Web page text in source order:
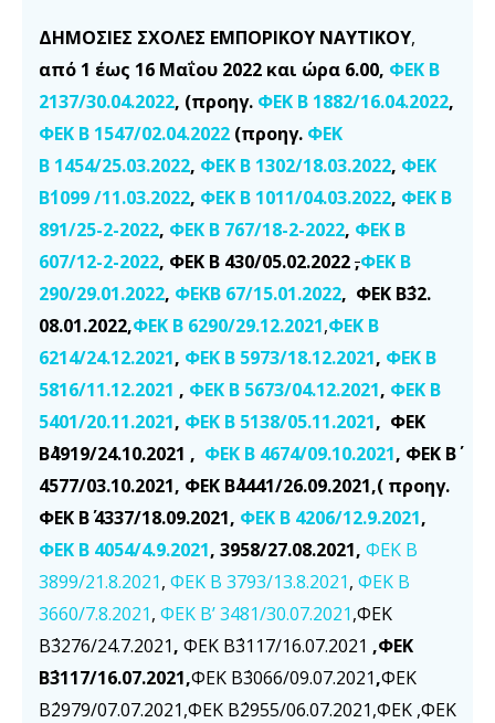
ΔΗΜΟΣΙΕΣ ΣΧΟΛΕΣ ΕΜΠΟΡΙΚΟΥ ΝΑΥΤΙΚΟΥ,
από 1 έως 16 Μαΐου 2022 και ώρα 6.00, ΦΕΚ Β
2137/30.04.2022, (προηγ. ΦΕΚ Β 1882/16.04.2022,
ΦΕΚ Β 1547/02.04.2022 (προηγ. ΦΕΚ
Β 1454/25.03.2022, ΦΕΚ Β 1302/18.03.2022, ΦΕΚ
Β΄1099 /11.03.2022, ΦΕΚ Β 1011/04.03.2022, ΦΕΚ Β
891/25-2-2022, ΦΕΚ Β 767/18-2-2022, ΦΕΚ Β
607/12-2-2022, ΦΕΚ Β 430/05.02.2022,ΦΕΚ Β
290/29.01.2022, ΦΕΚΒ 67/15.01.2022, ΦΕΚ Β΄32.
08.01.2022,ΦΕΚ Β 6290/29.12.2021,ΦΕΚ Β
6214/24.12.2021, ΦΕΚ Β 5973/18.12.2021, ΦΕΚ Β
5816/11.12.2021 , ΦΕΚ Β 5673/04.12.2021, ΦΕΚ Β
5401/20.11.2021, ΦΕΚ Β 5138/05.11.2021, ΦΕΚ
Β΄4919/24.10.2021 , ΦΕΚ Β 4674/09.10.2021, ΦΕΚ Β΄
4577/03.10.2021, ΦΕΚ Β΄4441/26.09.2021,( προηγ.
ΦΕΚ Β΄ 4337/18.09.2021, ΦΕΚ Β 4206/12.9.2021,
ΦΕΚ Β 4054/4.9.2021, 3958/27.08.2021, ΦΕΚ Β
3899/21.8.2021, ΦΕΚ Β 3793/13.8.2021, ΦΕΚ Β
3660/7.8.2021, ΦΕΚ Β’ 3481/30.07.2021,ΦΕΚ
Β΄3276/24.7.2021, ΦΕΚ Β΄3117/16.07.2021 ,ΦΕΚ
Β΄3117/16.07.2021,ΦΕΚ Β΄3066/09.07.2021,ΦΕΚ
Β΄2979/07.07.2021,ΦΕΚ Β΄2955/06.07.2021,ΦΕΚ ,ΦΕΚ